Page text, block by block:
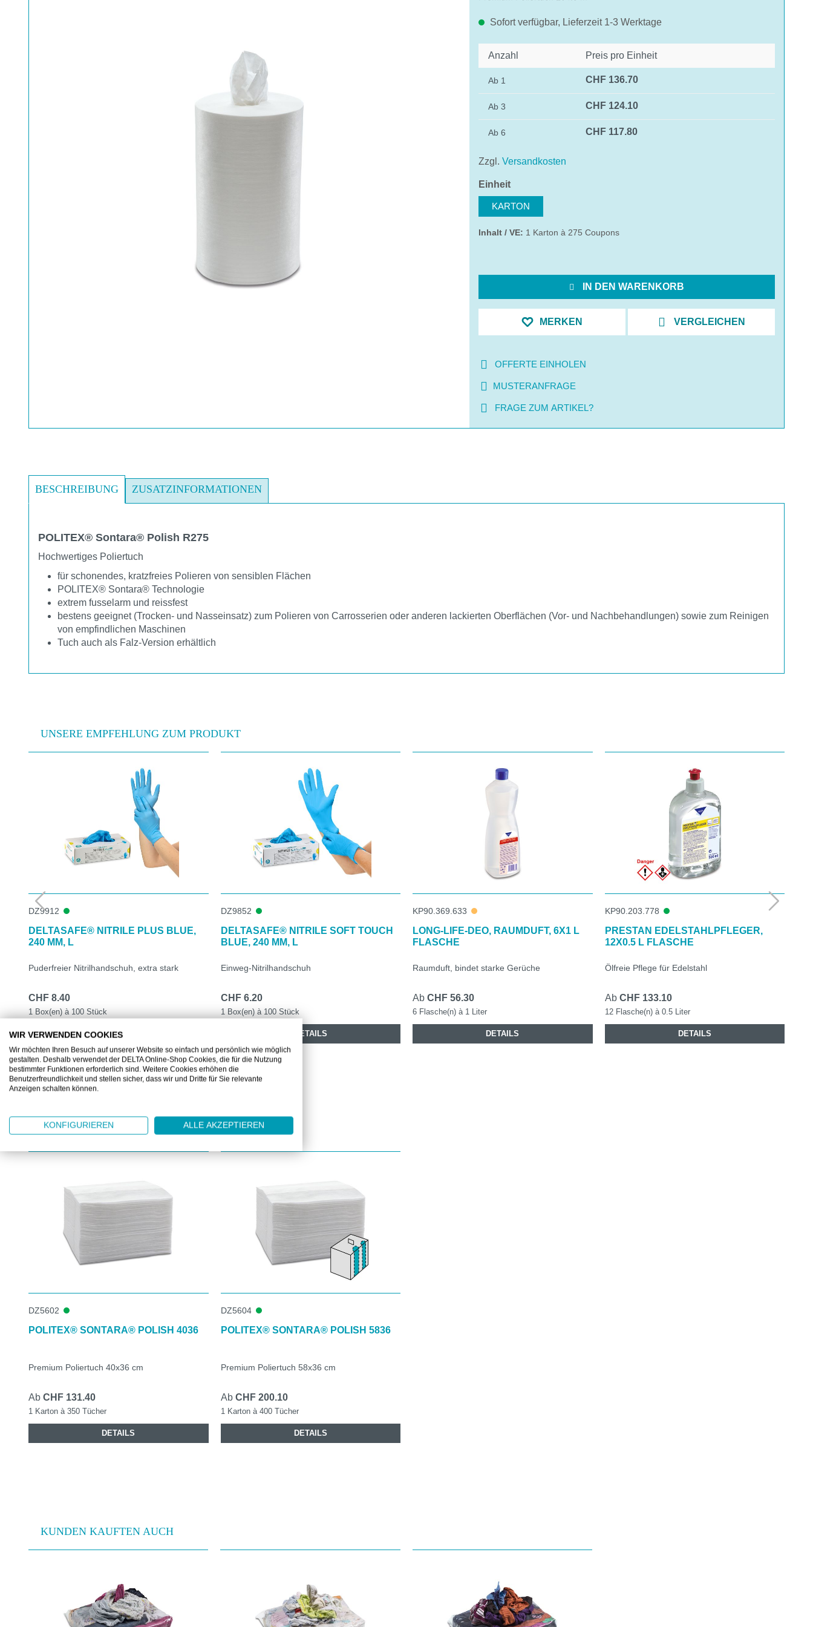
Sofort verfügbar, Lieferzeit 1-3 Werktage
Anzahl Preis pro Einheit
Ab 1 CHF 136.70
Ab 3 CHF 124.10
Ab 6 CHF 117.80
Zzgl. Versandkosten
Einheitauswählen
KARTON
Inhalt / VE: 1 Karton à 275 Coupons
IN DEN WARENKORB
MERKEN VERGLEICHEN
OFFERTE EINHOLEN
MUSTERANFRAGE
FRAGE ZUM ARTIKEL?
BESCHREIBUNG ZUSATZINFORMATIONEN
POLITEX® Sontara® Polish R275
Hochwertiges Poliertuch
für schonendes, kratzfreies Polieren von sensiblen Flächen
POLITEX® Sontara® Technologie
extrem fusselarm und reissfest
bestens geeignet (Trocken- und Nasseinsatz) zum Polieren von Carrosserien oder anderen lackierten Oberflächen (Vor- und Nachbehandlungen) sowie zum Reinigen
von empfindlichen Maschinen
Tuch auch als Falz-Version erhältlich
UNSERE EMPFEHLUNG ZUM PRODUKT
Produktgalerie überspringen
DZ9912
DELTASAFE® NITRILE PLUS BLUE,
240 MM, L
Puderfreier Nitrilhandschuh, extra stark
CHF 8.40
1 Box(en) à 100 Stück
DETAILS
DZ9852
DELTASAFE® NITRILE SOFT TOUCH
BLUE, 240 MM, L
Einweg-Nitrilhandschuh
CHF 6.20
1 Box(en) à 100 Stück
DETAILS
KP90.369.633
LONG-LIFE-DEO, RAUMDUFT, 6X1 L
FLASCHE
Raumduft, bindet starke Gerüche
Ab CHF 56.30
6 Flasche(n) à 1 Liter
DETAILS
KP90.203.778
PRESTAN EDELSTAHLPFLEGER,
12X0.5 L FLASCHE
Ölfreie Pflege für Edelstahl
Ab CHF 133.10
12 Flasche(n) à 0.5 Liter
DETAILS
DAS KÖNNTE IHNEN AUCH GEFALLEN
Produktgalerie überspringen
DZ5602
POLITEX® SONTARA® POLISH 4036
Premium Poliertuch 40x36 cm
Ab CHF 131.40
1 Karton à 350 Tücher
DETAILS
DZ5604
POLITEX® SONTARA® POLISH 5836
Premium Poliertuch 58x36 cm
Ab CHF 200.10
1 Karton à 400 Tücher
DETAILS
KUNDEN KAUFTEN AUCH
Produktgalerie überspringen
WIR VERWENDEN COOKIES
Wir möchten Ihren Besuch auf unserer Website so einfach und persönlich wie möglich
gestalten. Deshalb verwendet der DELTA Online-Shop Cookies, die für die Nutzung
bestimmter Funktionen erforderlich sind. Weitere Cookies erhöhen die
Benutzerfreundlichkeit und stellen sicher, dass wir und Dritte für Sie relevante
Anzeigen schalten können.
KONFIGURIEREN ALLE AKZEPTIEREN